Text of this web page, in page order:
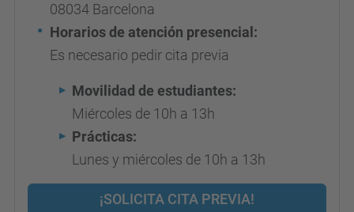
08034 Barcelona
Horarios de atención presencial:
Es necesario pedir cita previa
Movilidad de estudiantes:
Miércoles de 10h a 13h
Prácticas:
Lunes y miércoles de 10h a 13h
¡SOLICITA CITA PREVIA!